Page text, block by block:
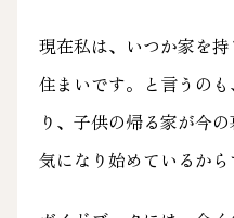
現在私は、いつか家を
住まいです。と言うの
り、子供の帰る家が今
気になり始めているから